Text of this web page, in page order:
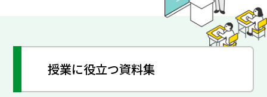
授業に役立つ資料集